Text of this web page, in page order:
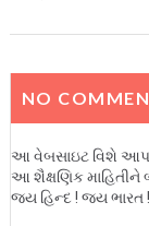
NO
આ વેબસાઇટ વિશે
આ શૈક્ષણિક માહિતીને
જય હિન્દ ! જય ભારત !